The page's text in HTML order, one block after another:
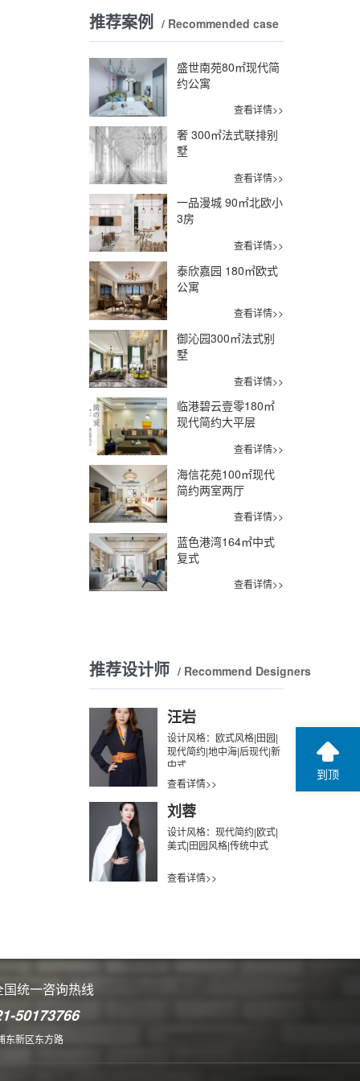
推荐案例 / Recommended case
盛世南苑80㎡现代简
约公寓
查看详情>>
奢 300㎡法式联排别
墅
查看详情>>
一品漫城 90㎡北欧小
3房
查看详情>>
泰欣嘉园 180㎡欧式
公寓
查看详情>>
御沁园300㎡法式别
墅
查看详情>>
临港碧云壹零180㎡
现代简约大平层
查看详情>>
海信花苑100㎡现代
简约两室两厅
查看详情>>
蓝色港湾164㎡中式
复式
查看详情>>
推荐设计师 / Recommend Designers
汪岩
设计风格：欧式风格|田园|
现代简约|地中海|后现代|新
中式
查看详情>>
刘蓉
设计风格：现代简约|欧式|
美式|田园风格|传统中式
查看详情>>
国统一咨询热线
50173766
东新区东方路
到顶